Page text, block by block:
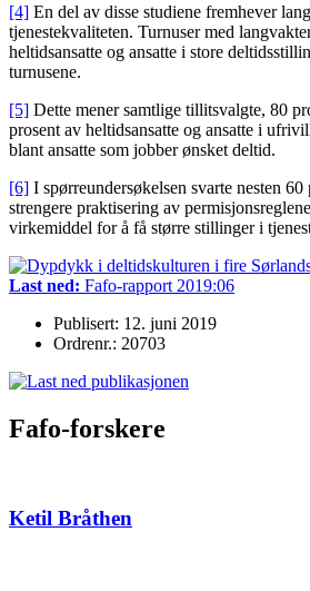
[4] En del av disse studiene fremhever
tjenestekvaliteten. Turnuser med
heltidsansatte og ansatte i store
turnusene.
[5] Dette mener samtlige tillitsvalgte, 80
prosent av heltidsansatte og ansatte i
blant ansatte som jobber ønsket deltid.
[6] I spørreundersøkelsen svarte nesten 60
strengere praktisering av
virkemiddel for å få større stillinger i
Last ned: Fafo-rapport 2019:06
Publisert: 12. juni 2019
Ordrenr.: 20703
Fafo-forskere
Ketil Bråthen